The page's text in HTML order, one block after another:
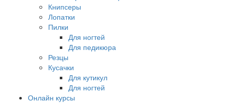
Книпсеры
Лопатки
Пилки
Для ногтей
Для педикюра
Резцы
Кусачки
Для кутикул
Для ногтей
Онлайн курсы